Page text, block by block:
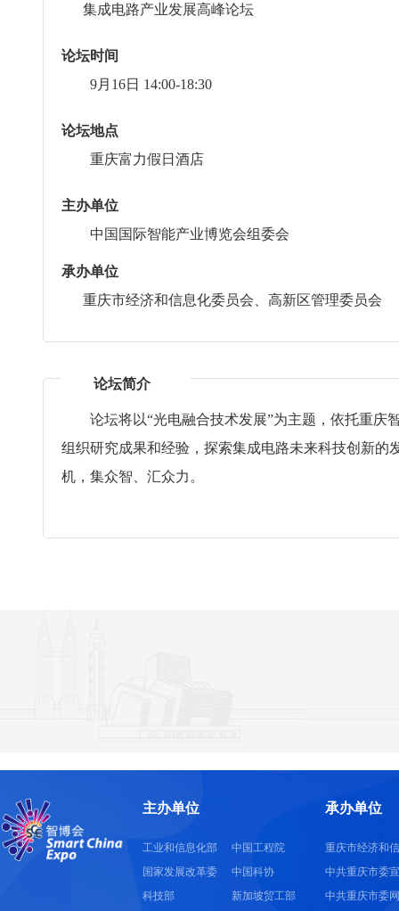
集成电路产业发展高峰论坛
论坛时间
9月16日 14:00-18:30
论坛地点
重庆富力假日酒店
主办单位
中国国际智能产业博览会组委会
承办单位
重庆市经济和信息化委员会、高新区管理委员会
论坛简介
论坛将以“光电融合技术发展”为主题，依托重庆
组织研究成果和经验，探索集成电路未来科技创新
机，集众智、汇众力。
主办单位
工业和信息化部
国家发展改革委
科技部
中国工程院
中国科协
新加坡贸工部
承办单位
重庆市经济和
中共重庆市委
中共重庆市委